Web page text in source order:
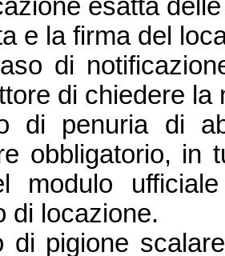
esatta
e la firma del
di
di chiedere la
di penuria di
obbligatorio, in
modulo
di locazione.
di pigione